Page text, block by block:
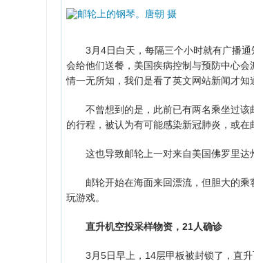
3月4日白天，每隔三个小时就有广播通
会给他们送餐，美国疾病控制与预防中心
情一无所知，我们是看了英文网站新闻才知
不曾想到的是，此前已有两名乘坐过该
的行程，被认为有可能感染新冠肺炎，或在
这也导致邮轮上一对来自美国佛罗里达州
邮轮开始在海面来回漂流，但胆大的乘
玩游戏。
直升机空投采样物资，21人确诊
3月5日早上，14层甲板被封锁了，直升